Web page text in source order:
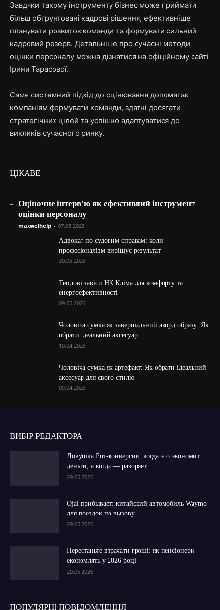
Завдяки такому інструменту бізнес може приймати
більш обґрунтовані кадрові рішення, ефективніше
планувати розвиток команди та формувати сильний
кадровий резерв. Детальніше про сучасні методи
оцінки персоналу можна дізнатися на офіційному сайті
Ірини Тарасової.
Саме системний підхід до оцінювання допомагає
компаніям формувати команди, здатні досягати
стратегічних цілей та успішно адаптуватися до
викликів сучасного ринку.
ЦІКАВЕ
Оціночне інтерв’ю як ефективний інструмент
оцінки персоналу
maxwelhelp - 07.06.2026
Адвокат по судовим справам: коли
професіоналізм вирішує результат
30.05.2026
Теплові завіси НК Кліма для комфорту та
енергоефективності
09.05.2026
Чоловіча сумка як завершальний акорд образу: Як
обрати ідеальний аксесуар
10.04.2026
Чоловіча сумка як артефакт: Як обрати ідеальний
аксесуар для свого стилю
09.04.2026
ВИБІР РЕДАКТОРА
Ловушка Рот-конверсии: когда это экономит
деньги, а когда — разоряет
29.05.2026
Ojai прибывает: китайский автомобиль Waymo
для поездок по вызову
29.05.2026
Перестаньте втрачати гроші: як пенсіонери
економлять у 2026 році
29.05.2026
ПОПУЛЯРНІ ПОВІДОМЛЕННЯ